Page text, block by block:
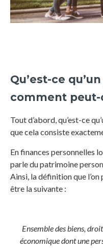
Qu’est-ce
comment
Tout d’abord, qu’est-ce
que cela consiste
En finances personnelles
parle du patrimoine
Ainsi, la définition que
être la suivante :
Ensemble des biens,
économique dont une